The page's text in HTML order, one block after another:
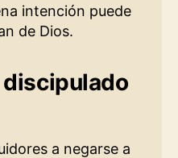
intención puede
de Dios.
discipulado
a negarse a